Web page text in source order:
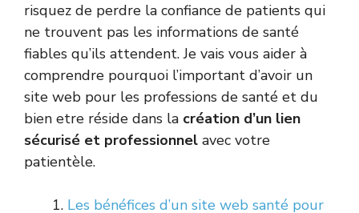
risquez de perdre la confiance de patients qui
ne trouvent pas les informations de santé
fiables qu’ils attendent. Je vais vous aider à
comprendre pourquoi l’important d’avoir un
site web pour les professions de santé et du
bien etre réside dans la création d’un lien
sécurisé et professionnel avec votre
patientèle.
Les bénéfices d’un site web santé pour